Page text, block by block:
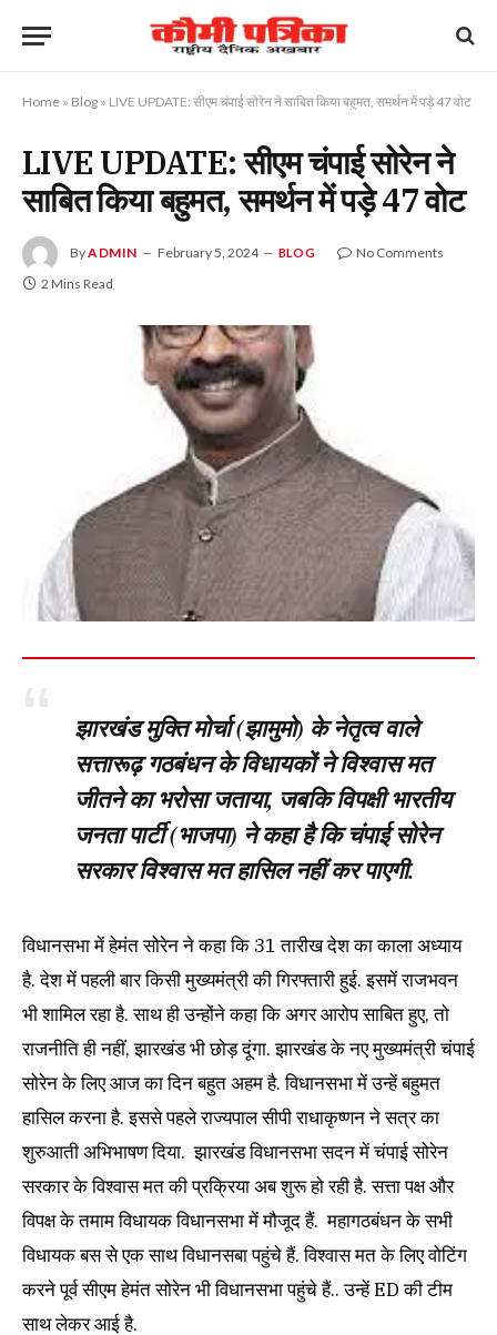
Home » Blog » LIVE UPDATE: सीएम चंपाई सोरेन ने साबित किया बहुमत, समर्थन में पड़े 47 वोट
LIVE UPDATE: सीएम चंपाई सोरेन ने
साबित किया बहुमत, समर्थन में पड़े 47 वोट
ByADMIN February 5, 2024 BLOG
No Comments
2 Mins Read
झारखंड मुक्ति मोर्चा (झामुमो) के नेतृत्व वाले
सत्तारूढ़ गठबंधन के विधायकों ने विश्वास मत
जीतने का भरोसा जताया, जबकि विपक्षी भारतीय
जनता पार्टी (भाजपा) ने कहा है कि चंपाई सोरेन
सरकार विश्वास मत हासिल नहीं कर पाएगी.
विधानसभा में हेमंत सोरेन ने कहा कि 31 तारीख देश का काला अध्‍याय
है. देश में पहली बार किसी मुख्‍यमंत्री की गिरफ्तारी हुई. इसमें राजभवन
भी शामिल रहा है. साथ ही उन्‍होंने कहा कि अगर आरोप साबित हुए, तो
राजनीति ही नहीं, झारखंड भी छोड़ दूंगा. झारखंड के नए मुख्यमंत्री चंपाई
सोरेन के लिए आज का दिन बहुत अहम है. विधानसभा में उन्हें बहुमत
हासिल करना है. इससे पहले राज्यपाल सीपी राधाकृष्णन ने सत्र का
शुरुआती अभिभाषण दिया. झारखंड विधानसभा सदन में चंपाई सोरेन
सरकार के विश्वास मत की प्रक्रिया अब शुरू हो रही है. सत्ता पक्ष और
विपक्ष के तमाम विधायक विधानसभा में मौजूद हैं. महागठबंधन के सभी
विधायक बस से एक साथ विधानसबा पहुंचे हैं. विश्वास मत के लिए वोटिंग
करने पूर्व सीएम हेमंत सोरेन भी विधानसभा पहुंचे हैं.. उन्हें ED की टीम
साथ लेकर आई है.